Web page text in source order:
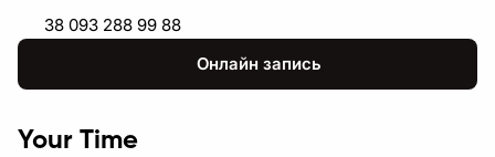
38 093 288 99 88
Онлайн запись
Your Time